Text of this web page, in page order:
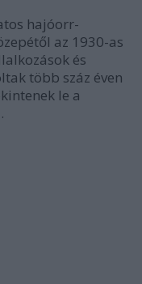
hajóorr-
az 1930-as
és
több száz éven
le a